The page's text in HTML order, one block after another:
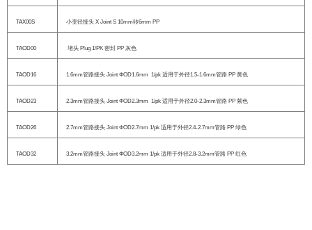
TAX00S 小变径接头 X Joint S 10mm转6mm PP
TAOD00 堵头 Plug 1/PK 密封 PP 灰色
TAOD16 1.6mm管路接头 Joint ΦOD1.6mm 1/pk 适用于外径1.5-1.6mm管路 PP 黄色
TAOD23 2.3mm管路接头 Joint ΦOD2.3mm 1/pk 适用于外径2.0-2.3mm管路 PP 紫色
TAOD26 2.7mm管路接头 Joint ΦOD2.7mm 1/pk 适用于外径2.4-2.7mm管路 PP 绿色
TAOD32 3.2mm管路接头 Joint ΦOD3.2mm 1/pk 适用于外径2.8-3.2mm管路 PP 红色